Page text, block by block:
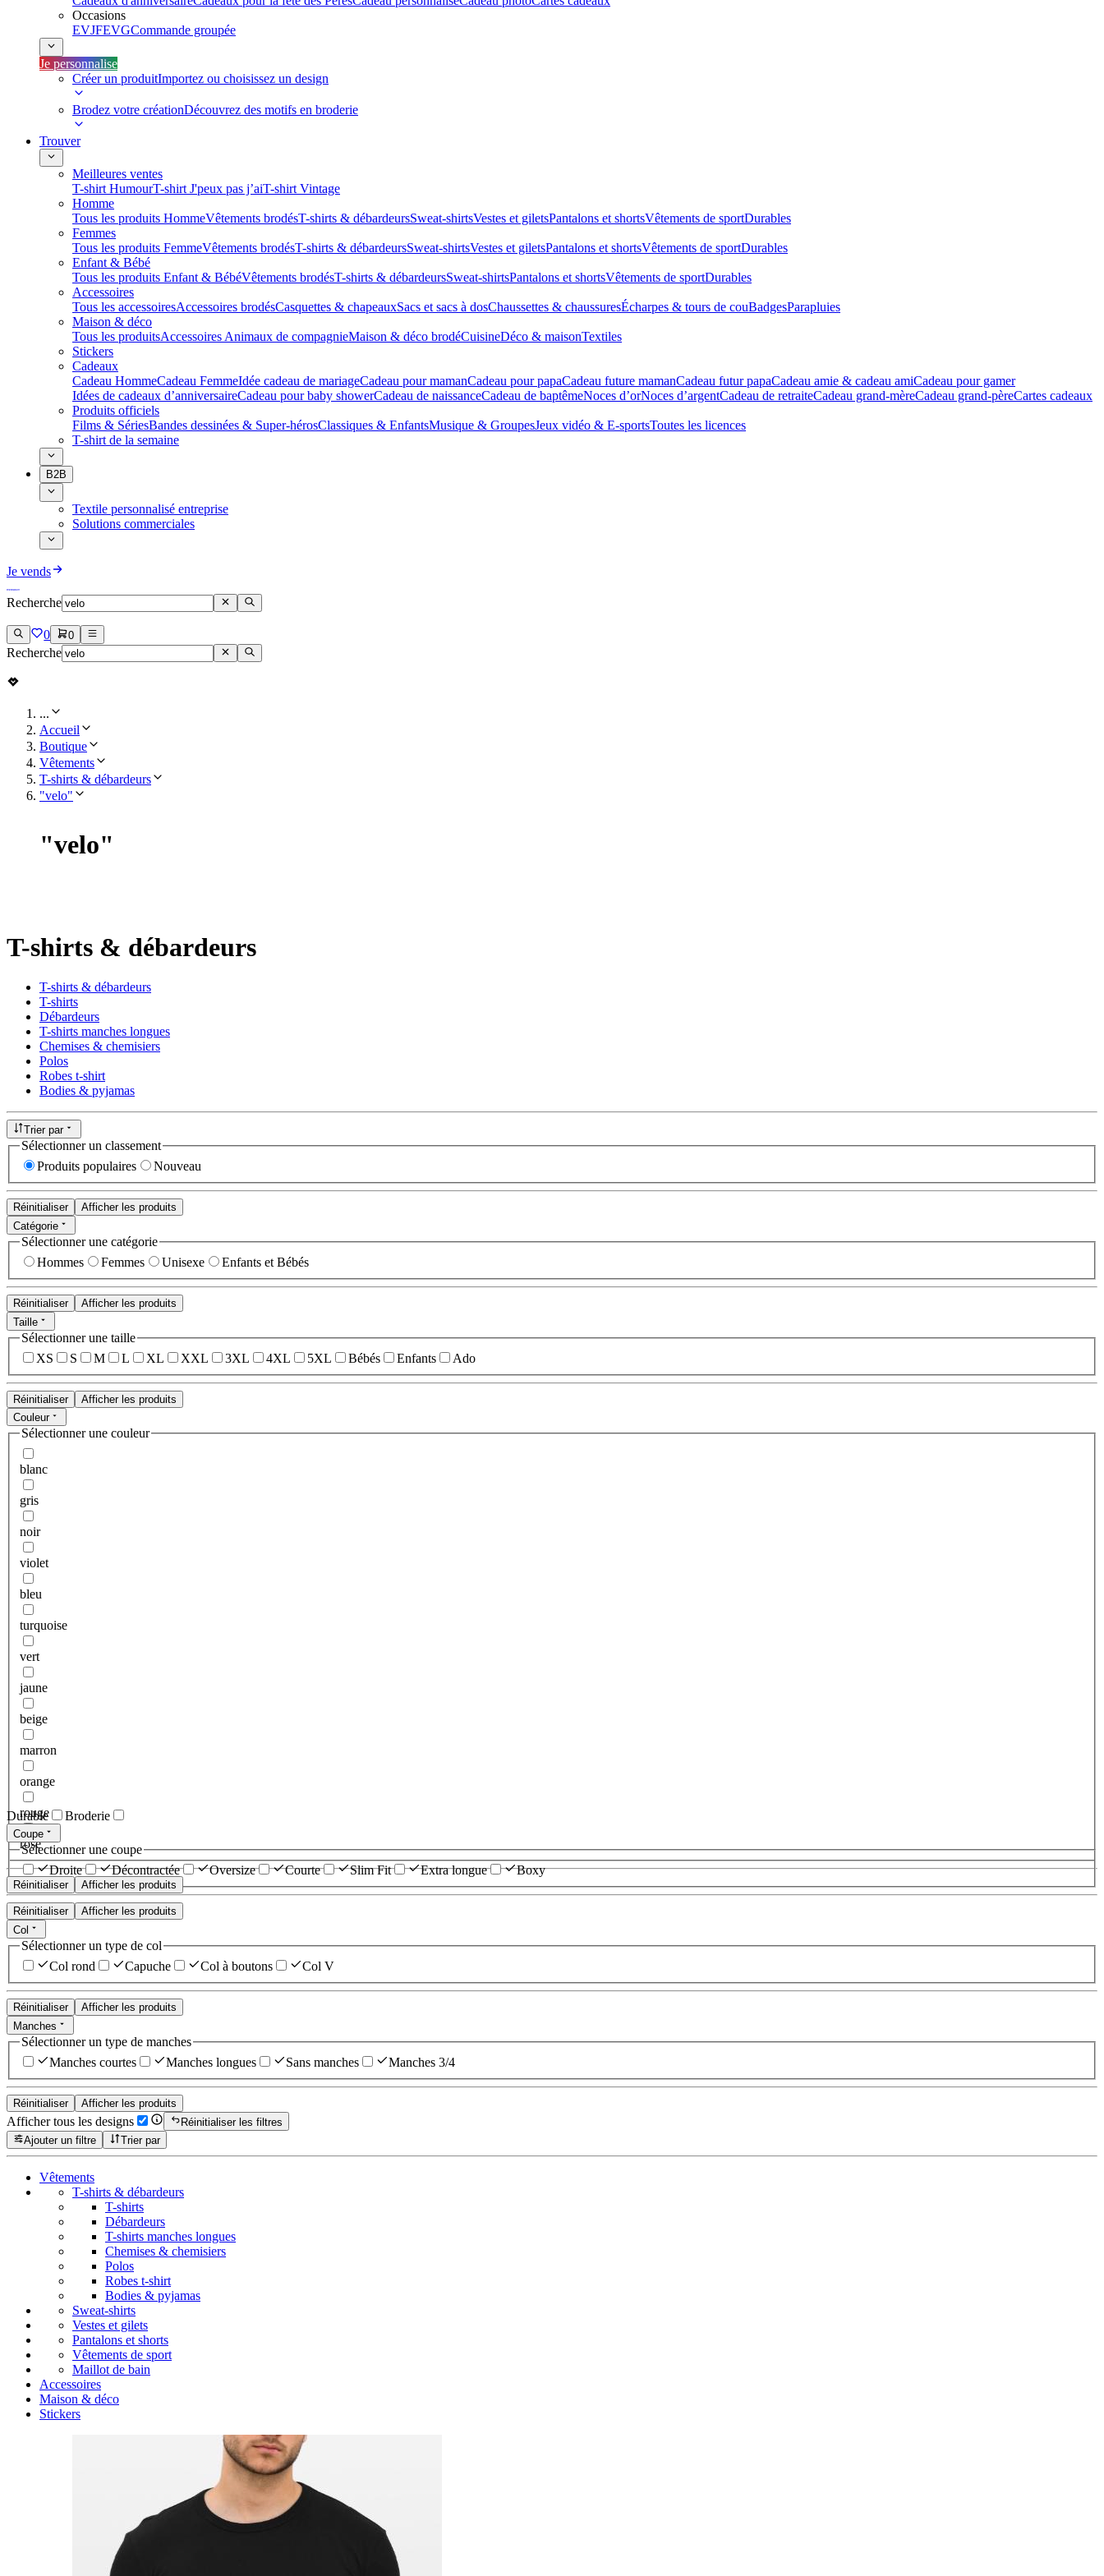
Occasions
EVJFEVGCommande groupée
Je personnalise
Créer un produitImportez ou choisissez un design
Brodez votre créationDécouvrez des motifs en broderie
Trouver
Meilleures ventes
T-shirt HumourT-shirt J'peux pas j’aiT-shirt Vintage
Homme
Tous les produits HommeVêtements brodésT-shirts & débardeursSweat-shirtsVestes et giletsPantalons et shortsVêtements de sportDurables
Femmes
Tous les produits FemmeVêtements brodésT-shirts & débardeursSweat-shirtsVestes et giletsPantalons et shortsVêtements de sportDurables
Enfant & Bébé
Tous les produits Enfant & BébéVêtements brodésT-shirts & débardeursSweat-shirtsPantalons et shortsVêtements de sportDurables
Accessoires
Tous les accessoiresAccessoires brodésCasquettes & chapeauxSacs et sacs à dosChaussettes & chaussuresÉcharpes & tours de couBadgesParapluies
Maison & déco
Tous les produitsAccessoires Animaux de compagnieMaison & déco brodéCuisineDéco & maisonTextiles
Stickers
Cadeaux
Cadeau HommeCadeau FemmeIdée cadeau de mariage​Cadeau pour mamanCadeau pour papaCadeau future mamanCadeau futur papaCadeau amie & cadeau amiCadeau pour gamer
Idées de cadeaux d’anniversaireCadeau pour baby showerCadeau de naissanceCadeau de baptêmeNoces d’orNoces d’argentCadeau de retraiteCadeau grand-mèreCadeau grand-pèreCartes cadeaux
Produits officiels
Films & SériesBandes dessinées & Super-hérosClassiques & EnfantsMusique & GroupesJeux vidéo & E-sportsToutes les licences
T-shirt de la semaine
B2B
Textile personnalisé entreprise
Solutions commerciales
Je vends
Recherche
0 0
Recherche
...
Accueil
Boutique
Vêtements
T-shirts & débardeurs
"velo"
"velo"
T-shirts & débardeurs
T-shirts & débardeurs
T-shirts
Débardeurs
T-shirts manches longues
Chemises & chemisiers
Polos
Robes t-shirt
Bodies & pyjamas
Trier par
Sélectionner un classement
Produits populaires
Nouveau
Réinitialiser
Afficher les produits
Catégorie
Sélectionner une catégorie
Hommes
Femmes Unisexe Enfants et Bébés
Réinitialiser
Afficher les produits
Taille
Sélectionner une taille
XS
S M L XL XXL 3XL 4XL 5XL Bébés Enfants Ado
Réinitialiser
Afficher les produits
Couleur
Sélectionner une couleur
blanc
gris
noir
violet
bleu
turquoise
vert
jaune
beige
marron
orange
rouge
rose
Réinitialiser Afficher les produits
Durable Broderie
Coupe
Sélectionner une coupe
Droite
Décontractée Oversize Courte Slim Fit Extra longue Boxy
Réinitialiser
Afficher les produits
Col
Sélectionner un type de col
Col rond
Capuche Col à boutons Col V
Réinitialiser
Afficher les produits
Manches
Sélectionner un type de manches
Manches courtes
Manches longues Sans manches Manches 3/4
Réinitialiser Afficher les produits
Afficher tous les designs
Réinitialiser les filtres
Ajouter un filtre
Trier par
Vêtements
T-shirts & débardeurs
T-shirts
Débardeurs
T-shirts manches longues
Chemises & chemisiers
Polos
Robes t-shirt
Bodies & pyjamas
Sweat-shirts
Vestes et gilets
Pantalons et shorts
Vêtements de sport
Maillot de bain
Accessoires
Maison & déco
Stickers